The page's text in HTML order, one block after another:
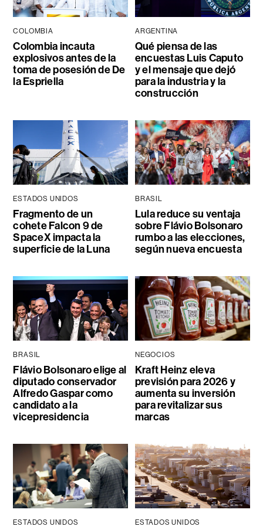
COLOMBIA
Colombia incauta
explosivos antes de la
toma de posesión de De
la Espriella
ARGENTINA
Qué piensa de las
encuestas Luis Caputo
y el mensaje que dejó
para la industria y la
construcción
ESTADOS UNIDOS
Fragmento de un
cohete Falcon 9 de
SpaceX impacta la
superficie de la Luna
BRASIL
Lula reduce su ventaja
sobre Flávio Bolsonaro
rumbo a las elecciones,
según nueva encuesta
BRASIL
Flávio Bolsonaro elige al
diputado conservador
Alfredo Gaspar como
candidato a la
vicepresidencia
NEGOCIOS
Kraft Heinz eleva
previsión para 2026 y
aumenta su inversión
para revitalizar sus
marcas
ESTADOS UNIDOS ESTADOS UNIDOS